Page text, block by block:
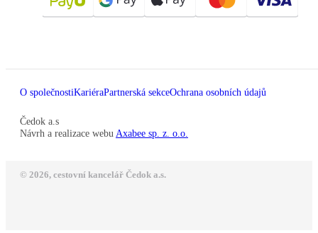
O společnostiKariéraPartnerská sekceOchrana osobních údajů
Čedok a.s
Návrh a realizace webu Axabee sp. z. o.o.
© 2026, cestovní kancelář Čedok a.s.